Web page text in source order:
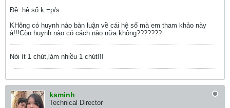
Ðề: hệ số k =p/s
KHông có huynh nào bàn luận về cái hệ số mà em tham khảo này
à!!!Còn huynh nào có cách nào nữa không???????
Nói ít 1 chút,làm nhiều 1 chút!!!
ksminh
Technical Director